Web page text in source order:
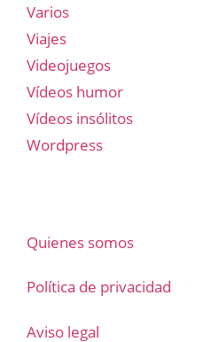
Varios
Viajes
Videojuegos
Vídeos humor
Vídeos insólitos
Wordpress
Quienes somos
Política de privacidad
Aviso legal